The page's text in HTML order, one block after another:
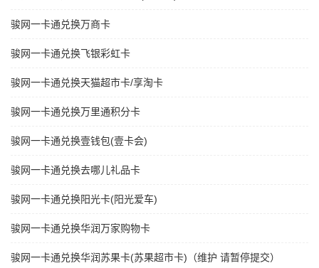
骏网一卡通兑换万商卡
骏网一卡通兑换飞银彩虹卡
骏网一卡通兑换天猫超市卡/享淘卡
骏网一卡通兑换万里通积分卡
骏网一卡通兑换壹钱包(壹卡会)
骏网一卡通兑换去哪儿礼品卡
骏网一卡通兑换阳光卡(阳光爱车)
骏网一卡通兑换华润万家购物卡
骏网一卡通兑换华润苏果卡(苏果超市卡)（维护 请暂停提交）